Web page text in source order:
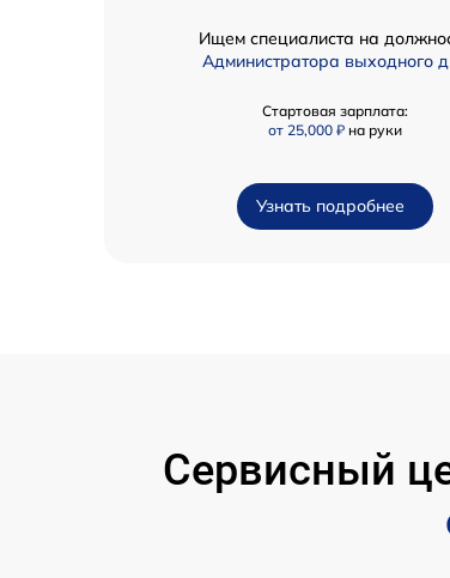
Ищем специалиста на
Администратора выходного
Стартовая зарплата:
от 25,000 ₽ на руки
Узнать подробнее
Сервисный